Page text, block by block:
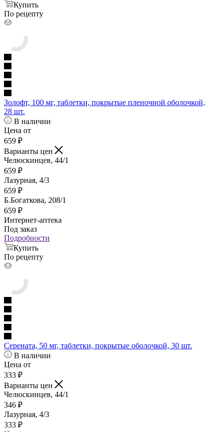
Купить
По рецепту
Золофт, 100 мг, таблетки, покрытые пленочной оболочкой,
28 шт.
В наличии
Цена от
659 ₽
Варианты цен
Челюскинцев, 44/1
659 ₽
Лазурная, 4/3
659 ₽
Б.Богаткова, 208/1
659 ₽
Интернет-аптека
Под заказ
Подробности
Купить
По рецепту
Серената, 50 мг, таблетки, покрытые оболочкой, 30 шт.
В наличии
Цена от
333 ₽
Варианты цен
Челюскинцев, 44/1
346 ₽
Лазурная, 4/3
333 ₽